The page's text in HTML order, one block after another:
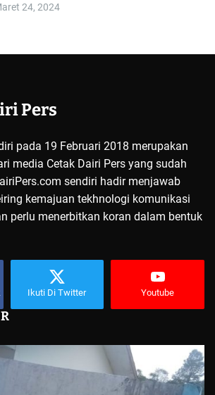
24, 2024
Pers
pada 19 Februari 2018 merupakan
media Cetak Dairi Pers yang sudah
sendiri hadir menjawab
kemajuan tekhnologi komunikasi
perlu menerbitkan koran dalam bentuk
Ikuti Di Twitter Youtube